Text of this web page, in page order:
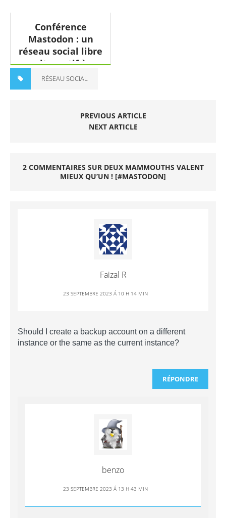
Conférence
Mastodon : un
réseau social libre
alternatif à
TwitterX ?
RÉSEAU SOCIAL
PREVIOUS ARTICLE
NEXT ARTICLE
2 COMMENTAIRES SUR DEUX MAMMOUTHS VALENT
MIEUX QU’UN ! [#MASTODON]
Faizal R
23 SEPTEMBRE 2023 Á 10 H 14 MIN
Should I create a backup account on a different
instance or the same as the current instance?
RÉPONDRE
benzo
23 SEPTEMBRE 2023 Á 13 H 43 MIN